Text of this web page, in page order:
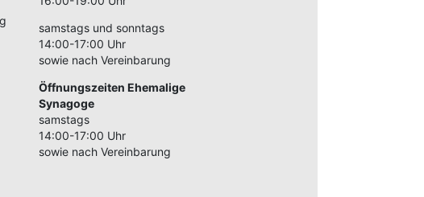
samstags und sonntags
14:00-17:00 Uhr
sowie nach Vereinbarung
Öffnungszeiten Ehemalige
Synagoge
samstags
14:00-17:00 Uhr
sowie nach Vereinbarung